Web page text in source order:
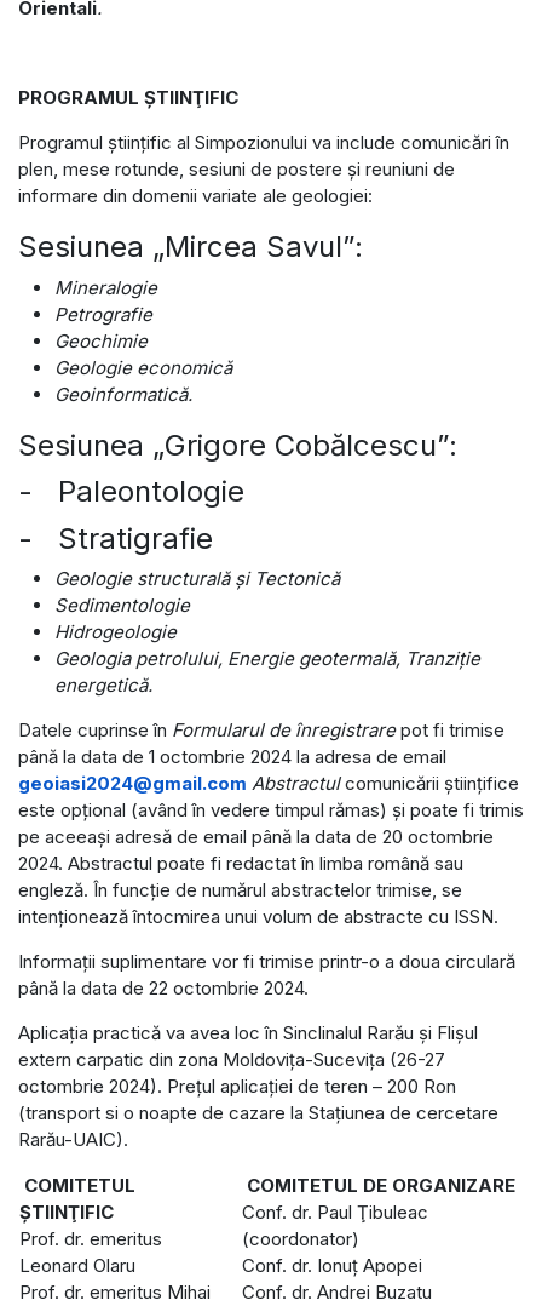
Orientali.
PROGRAMUL ŞTIINŢIFIC
Programul ştiinţific al Simpozionului va include comunicări în
plen, mese rotunde, sesiuni de postere şi reuniuni de
informare din domenii variate ale geologiei:
Sesiunea „Mircea Savul”:
Mineralogie
Petrografie
Geochimie
Geologie economică
Geoinformatică.
Sesiunea „Grigore Cobălcescu”:
- Paleontologie
- Stratigrafie
Geologie structurală şi Tectonică
Sedimentologie
Hidrogeologie
Geologia petrolului, Energie geotermală, Tranziție
energetică.
Datele cuprinse în Formularul de înregistrarepot fi trimise
până la data de 1 octombrie 2024 la adresa de email
geoiasi2024@gmail.com Abstractulcomunicării științifice
este opțional (având în vedere timpul rămas) și poate fi trimis
pe aceeași adresă de email până la data de 20 octombrie
2024. Abstractul poate fi redactat în limba română sau
engleză. În funcție de numărul abstractelor trimise, se
intenționează întocmirea unui volum de abstracte cu ISSN.
Informaţii suplimentare vor fi trimise printr-o a doua circulară
până la data de 22 octombrie 2024.
Aplicația practică va avea loc în Sinclinalul Rarău și Flișul
extern carpatic din zona Moldovița-Sucevița (26-27
octombrie 2024). Prețul aplicației de teren – 200 Ron
(transport si o noapte de cazare la Stațiunea de cercetare
Rarău-UAIC).
COMITETUL
ŞTIINŢIFIC
Prof. dr. emeritus
Leonard Olaru
Prof. dr. emeritus Mihai
COMITETUL DE ORGANIZARE
Conf. dr. Paul Ţibuleac
(coordonator)
Conf. dr. Ionuț Apopei
Conf. dr. Andrei Buzatu